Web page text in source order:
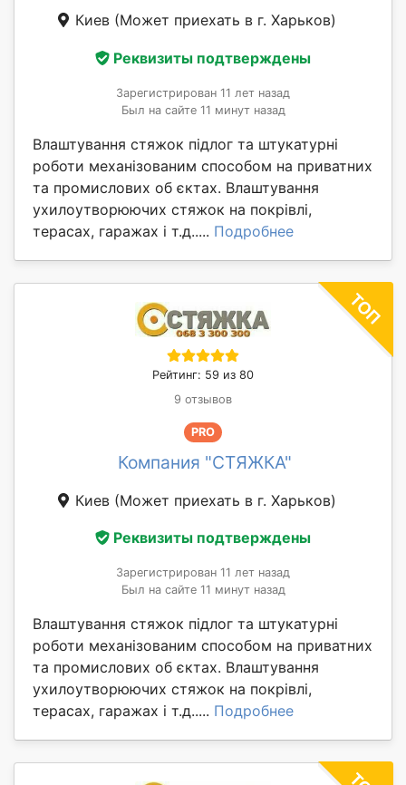
Киев (Может приехать в г. Харьков)
Реквизиты подтверждены
Зарегистрирован 11 лет назад
Был на сайте 11 минут назад
Влаштування стяжок підлог та штукатурні
роботи механізованим способом на приватних
та промислових об єктах. Влаштування
ухилоутворюючих стяжок на покрівлі,
терасах, гаражах і т.д..... Подробнее
Рейтинг: 59 из 80
9 отзывов
PRO
Компания "СТЯЖКА"
Киев (Может приехать в г. Харьков)
Реквизиты подтверждены
Зарегистрирован 11 лет назад
Был на сайте 11 минут назад
Влаштування стяжок підлог та штукатурні
роботи механізованим способом на приватних
та промислових об єктах. Влаштування
ухилоутворюючих стяжок на покрівлі,
терасах, гаражах і т.д..... Подробнее